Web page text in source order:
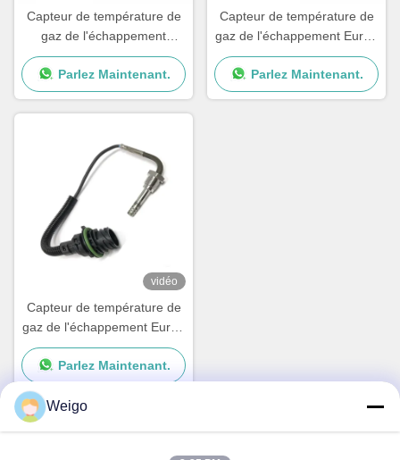
Capteur de température de
gaz de l'échappement
0075424618 pour Mercedes
Benz Truck A0075424618
Parlez Maintenant.
Capteur de température de
gaz de l'échappement Euro6
pour OEM 75424918 de
Mercedes Benz 0105423518
A0075424918
Parlez Maintenant.
vidéo
Capteur de température de
gaz de l'échappement Euro5
pour OEM 61530628
A0061530628 A1614310103
de Mercedes Benz
Parlez Maintenant.
Weigo